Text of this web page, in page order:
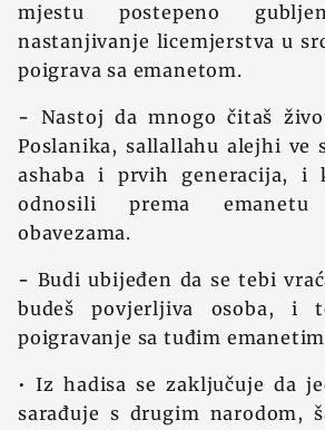
mjestu postepeno
nastanjivanje licemjerstva u
poigrava sa emanetom.
- Nastoj da mnogo čitaš
Poslanika, sallallahu alejhi ve
ashaba i prvih generacija, i
odnosili prema
obavezama.
- Budi ubijeđen da se tebi
budeš povjerljiva osoba, i
poigravanje sa tuđim
• Iz hadisa se zaključuje da
sarađuje s drugim narodom,